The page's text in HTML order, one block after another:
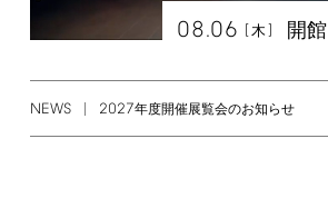
08.06 [木 ] 開館
NEWS 2027年度開催展覧会のお知らせ